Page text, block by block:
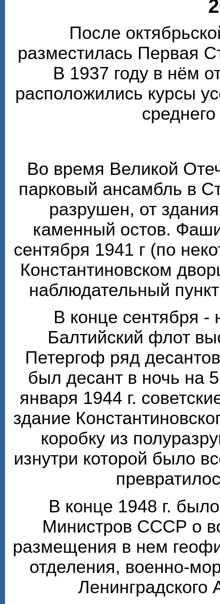
После
разместилась Первая
В 1937 году в нём
расположились курсы
Во время Великой
парковый ансамбль в
разрушен, от
каменный остов.
сентября 1941 г (по
Константиновском
наблюдательный
В конце сентября -
Балтийский флот
Петергоф ряд
был десант в ночь на
января 1944 г.
здание
коробку из
изнутри которой было
В конце 1948 г.
Министров СССР о
размещения в нем
отделения, военно-
Ленинградского